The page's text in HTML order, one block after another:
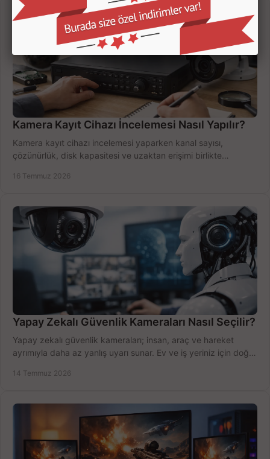
Kamera Kayıt Cihazı İncelemesi Nasıl Yapılır?
Kamera kayıt cihazı incelemesi yaparken kanal sayısı,
çözünürlük, disk kapasitesi ve uzaktan erişimi birlikte
16 Temmuz 2026
Yapay Zekalı Güvenlik Kameraları Nasıl Seçilir?
Yapay zekalı güvenlik kameraları; insan, araç ve hareket
ayrımıyla daha az yanlış uyarı sunar. Ev ve iş yeriniz için doğru
14 Temmuz 2026